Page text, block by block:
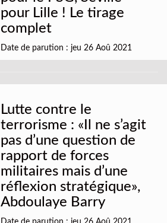
pour Lille ! Le tirage
complet
Date de parution : jeu 26 Aoû 2021
Lutte contre le
terrorisme : «Il ne s’agit
pas d’une question de
rapport de forces
militaires mais d’une
réflexion stratégique»,
Abdoulaye Barry